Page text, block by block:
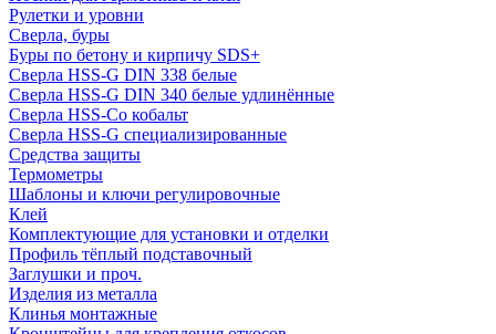
Рулетки и уровни
Сверла, буры
Буры по бетону и кирпичу SDS+
Сверла HSS-G DIN 338 белые
Сверла HSS-G DIN 340 белые удлинённые
Сверла HSS-Co кобальт
Сверла HSS-G специализированные
Средства защиты
Термометры
Шаблоны и ключи регулировочные
Клей
Комплектующие для установки и отделки
Профиль тёплый подставочный
Заглушки и проч.
Изделия из металла
Клинья монтажные